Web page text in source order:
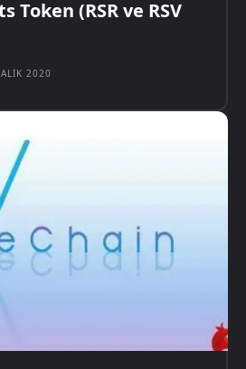
Token (RSR ve RSV
2020